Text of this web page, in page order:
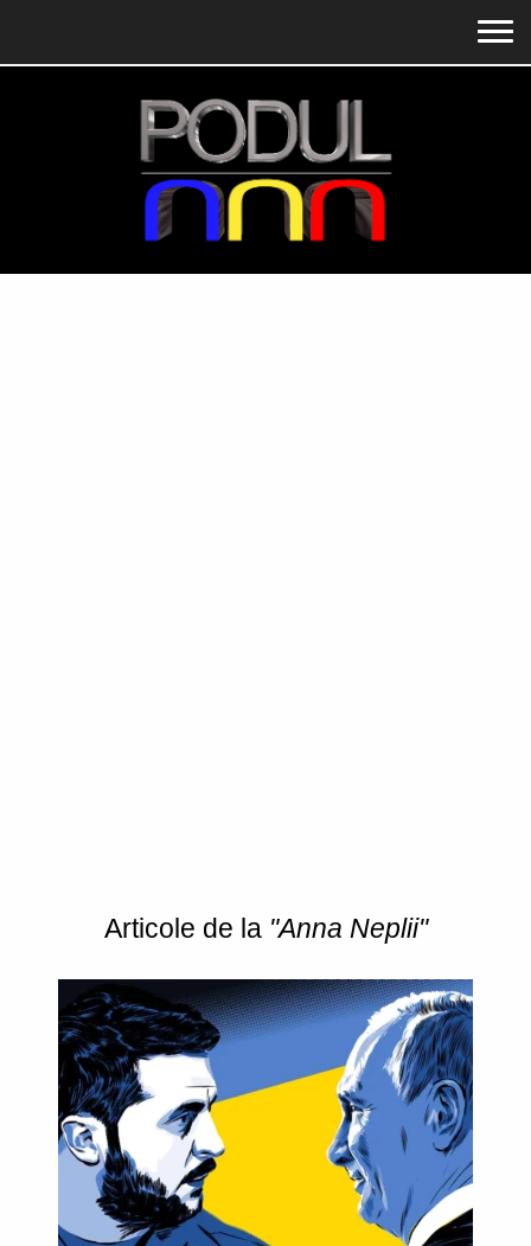
Articole de la "Anna Neplii"